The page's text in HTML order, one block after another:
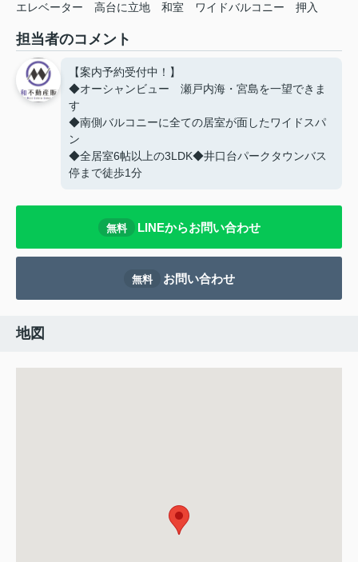
エレベーター 高台に立地 和室 ワイドバルコニー 押入
担当者のコメント
【案内予約受付中！】
◆オーシャンビュー 瀬戸内海・宮島を一望できま
す
◆南側バルコニーに全ての居室が面したワイドスパ
ン
◆全居室6帖以上の3LDK◆井口台パークタウンバス
停まで徒歩1分
無料 LINEからお問い合わせ
無料 お問い合わせ
地図